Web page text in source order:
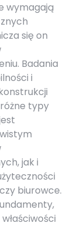
wymagają
się on
Badania
i
typy
jak i
biurowce.